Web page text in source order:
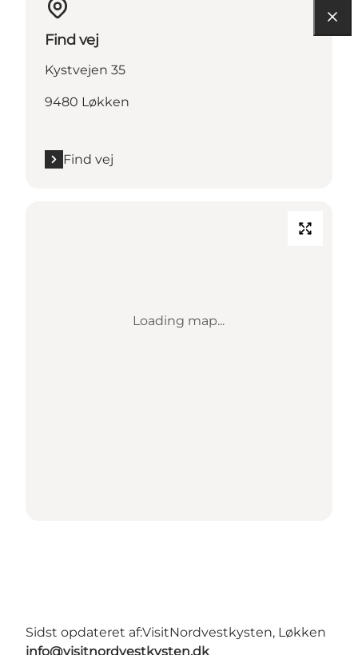
Find vej
Kystvejen 35
9480 Løkken
Find vej
Loading map...
Sidst opdateret af:VisitNordvestkysten, Løkken
info@visitnordvestkysten.dk